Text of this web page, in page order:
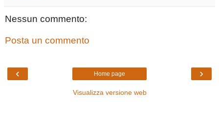
Nessun commento:
Posta un commento
‹ ›
Home page
Visualizza versione web